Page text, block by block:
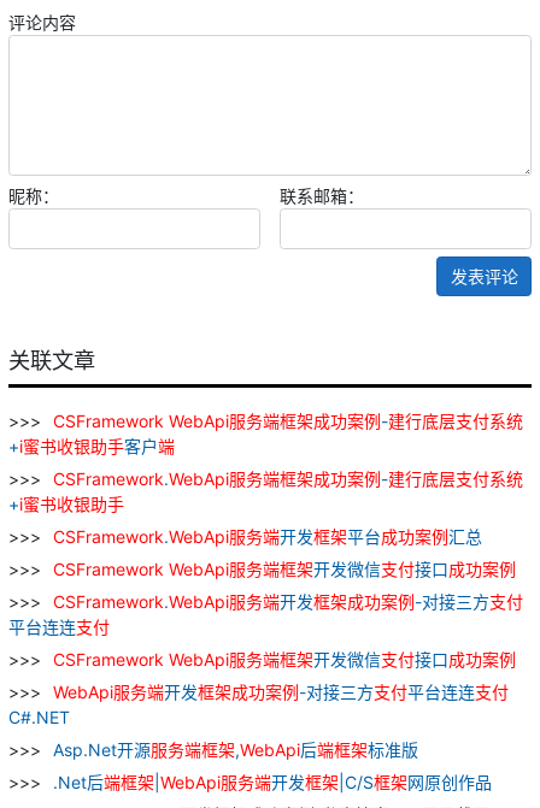
评论内容
昵称： 联系邮箱：
发表评论
关联文章
CSFramework WebApi服务端框架成功案例 -建行底层支付系统
+i蜜书收银助手客户端
CSFramework.WebApi服务端框架成功案例 -建行底层支付系统
+i蜜书收银助手
CSFramework.WebApi服务端开发框架平台成功案例汇总
CSFramework WebApi服务端框架开发微信支付接口成功案例
CSFramework.WebApi服务端开发框架成功案例 -对接三方支付
平台连连支付
CSFramework WebApi服务端框架开发微信支付接口成功案例
WebApi服务端开发框架成功案例 -对接三方支付平台连连支付
C#.NET
Asp.Net开源服务端框架,WebApi后端框架标准版
.Net后端框架 WebApi服务端开发框架 |C/S框架网原创作品